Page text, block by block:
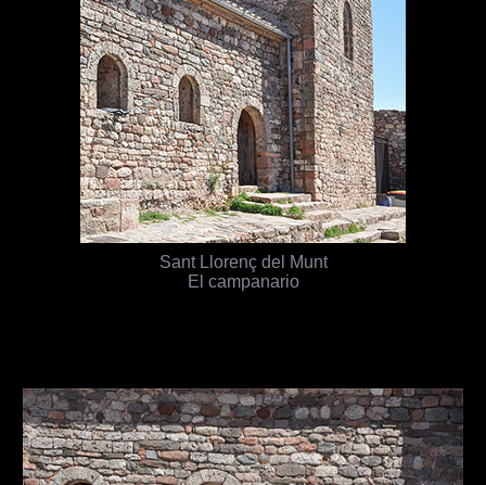
Sant Llorenç del Munt
El campanario